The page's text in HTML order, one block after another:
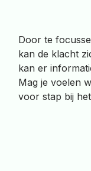
Door te
kan de klacht
kan er
Mag je voelen
voor stap bij